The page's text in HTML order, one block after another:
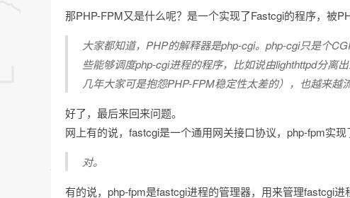
那PHP-FPM又是什么呢？是一个实现了Fastcgi的程序，被
大家都知道，PHP的解释器是php-cgi。php-cgi只是个
些能够调度php-cgi进程的程序，比如说由lighthttpd分离
几年大家可是抱怨PHP-FPM稳定性太差的），也越来越流
好了，最后来回来问题。
网上有的说，fastcgi是一个通用网关接口协议，php-fpm实现
对。
有的说，php-fpm是fastcgi进程的管理器，用来管理fastcgi进